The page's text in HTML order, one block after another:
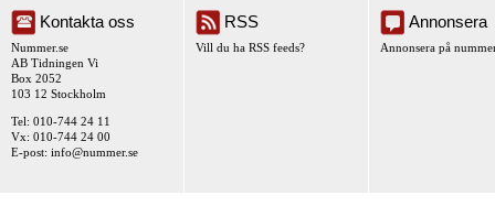
Kontakta oss
Nummer.se
AB Tidningen Vi
Box 2052
103 12 Stockholm
Tel: 010-744 24 11
Vx: 010-744 24 00
E-post: info@nummer.se
RSS
Vill du ha RSS feeds?
Annonsera
Annonsera på